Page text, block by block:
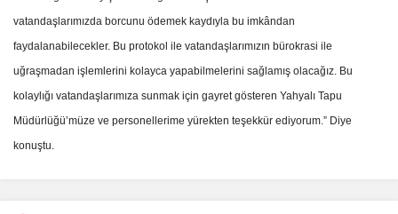
vatandaşlarımızda borcunu ödemek kaydıyla bu imkândan
faydalanabilecekler. Bu protokol ile vatandaşlarımızın bürokrasi ile
uğraşmadan işlemlerini kolayca yapabilmelerini sağlamış olacağız. Bu
kolaylığı vatandaşlarımıza sunmak için gayret gösteren Yahyalı Tapu
Müdürlüğü’müze ve personellerime yürekten teşekkür ediyorum.” Diye
konuştu.